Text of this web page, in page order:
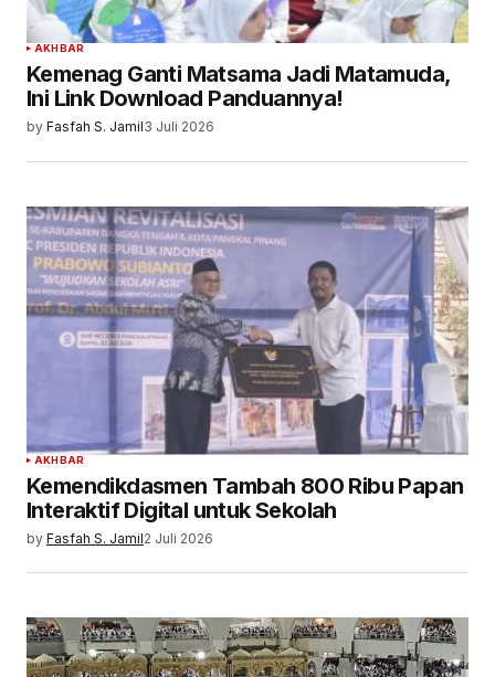
AKHBAR
Kemenag Ganti Matsama Jadi Matamuda,
Ini Link Download Panduannya!
by Fasfah S. Jamil3 Juli 2026
AKHBAR
Kemendikdasmen Tambah 800 Ribu Papan
Interaktif Digital untuk Sekolah
by Fasfah S. Jamil2 Juli 2026